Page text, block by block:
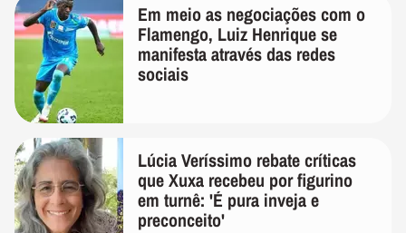
Em meio as negociações com o
Flamengo, Luiz Henrique se
manifesta através das redes
sociais
Lúcia Veríssimo rebate críticas
que Xuxa recebeu por figurino
em turnê: 'É pura inveja e
preconceito'